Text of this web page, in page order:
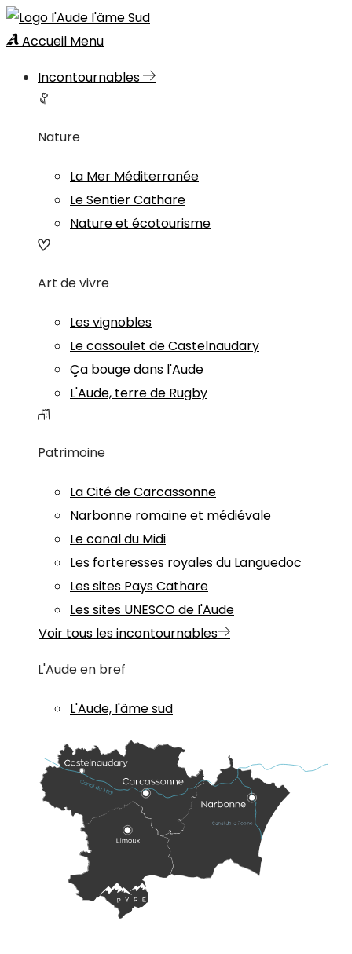
Accueil Menu
Incontournables
Nature
La Mer Méditerranée
Le Sentier Cathare
Nature et écotourisme
Art de vivre
Les vignobles
Le cassoulet de Castelnaudary
Ça bouge dans l'Aude
L'Aude, terre de Rugby
Patrimoine
La Cité de Carcassonne
Narbonne romaine et médiévale
Le canal du Midi
Les forteresses royales du Languedoc
Les sites Pays Cathare
Les sites UNESCO de l'Aude
Voir tous les incontournables
L'Aude en bref
L'Aude, l'âme sud